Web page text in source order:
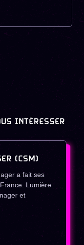
INTÉRESSER
(CSM)
a fait ses
Lumière
et